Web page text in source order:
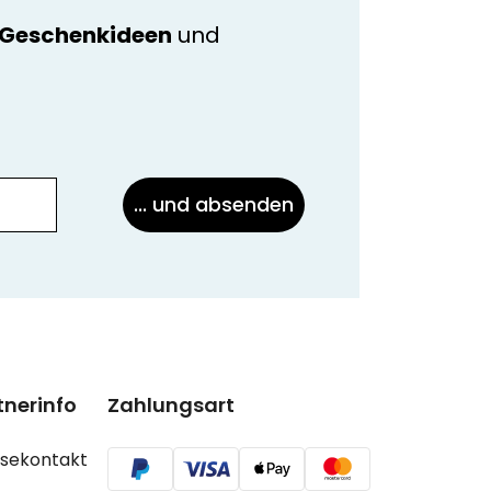
und
... und absenden
Zahlungsart